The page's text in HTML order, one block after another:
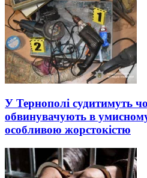
У Тернополі судитимуть
обвинувачують в
особливою жорстокістю